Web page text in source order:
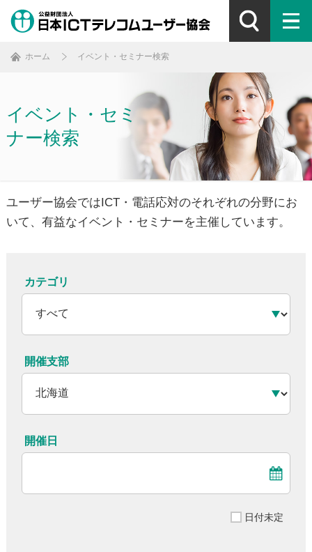
ホーム イベント・セミナー検索
イベント・セミ
ナー検索
ユーザー協会ではICT・電話応対のそれぞれの分野にお
いて、 有益なイベント・セミナーを主催しています。
カテゴリ
開催支部
開催日
日付未定